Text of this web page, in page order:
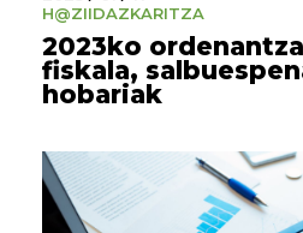
H@ZIIDAZKARITZA
2023ko
fiskala,
hobariak